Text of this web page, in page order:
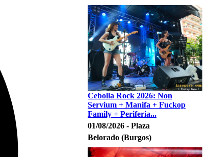
Cebolla Rock 2026: Non
Servium + Manifa + Fuckop
Family + Periferia...
01/08/2026 - Plaza
Belorado (Burgos)